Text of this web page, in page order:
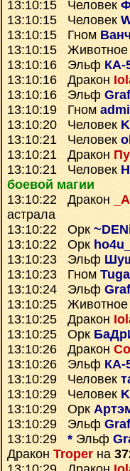
13:10:15 Человек
13:10:15 Человек
13:10:15 Гном
13:10:15 Животное
13:10:16 Эльф КА-
13:10:16 Дракон
13:10:16 Эльф
13:10:19 Гном
13:10:20 Человек
13:10:21 Человек
13:10:21 Дракон
13:10:21 Человек
боевой магии
13:10:22 Дракон
астрала
13:10:22 Орк
13:10:22 Орк
13:10:23 Эльф
13:10:23 Гном
13:10:24 Эльф
13:10:25 Животное
13:10:25 Дракон
13:10:25 Орк
13:10:26 Дракон
13:10:26 Эльф КА-
13:10:29 Человек
13:10:29 Человек
13:10:29 Орк
13:10:29 Эльф
13:10:29 * Эльф
Дракон Troper на